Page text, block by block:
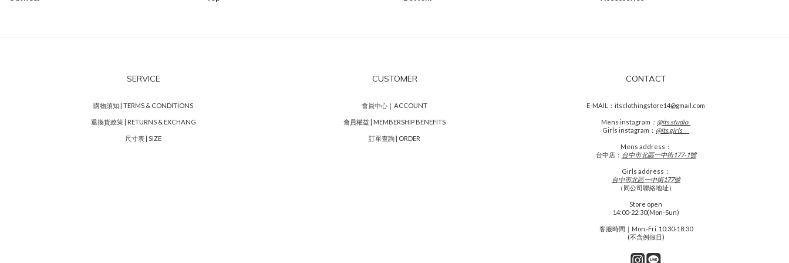
SERVICE
購物須知 | TERMS & CONDITIONS
退換貨政策 | RETURNS & EXCHANG
尺寸表 | SIZE
CUSTOMER
會員中心｜ACCOUNT
會員權益 | MEMBERSHIP BENEFITS
訂單查詢 | ORDER
CONTACT
E-MAIL：itsclothingstore14@gmail.com
Mens instagram ： @its.studio_
Girls instagram： @its.girls___
Mens address：
台中店： 台中市北區一中街177-1號
Girls address：
台中市北區一中街177號
（同公司聯絡地址）
Store open
14:00-22:30(Mon-Sun)
客服時間｜Mon.-Fri. 10:30-18:30
(不含例假日)